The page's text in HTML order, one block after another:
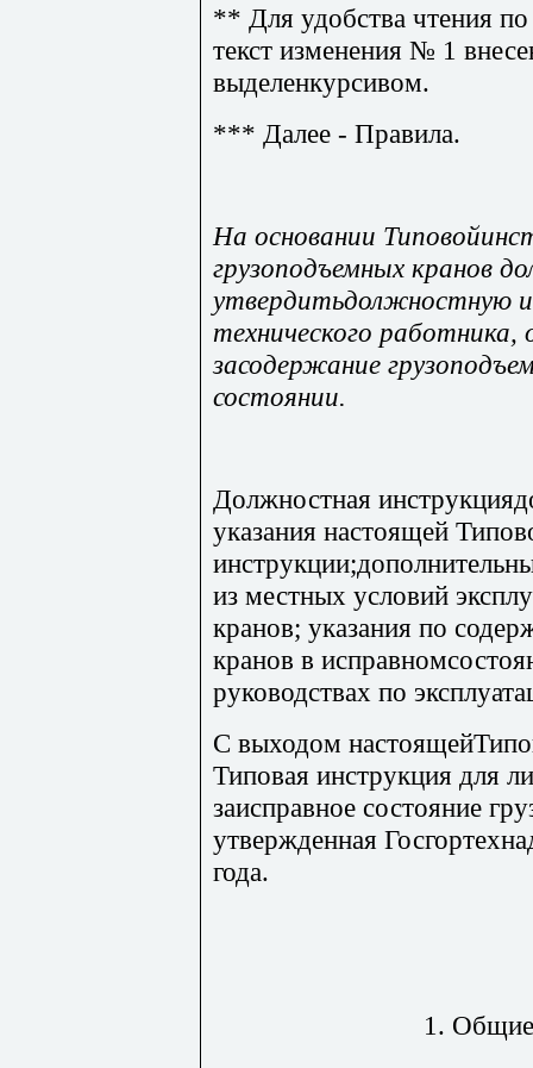
** Для удобства чтения по
текст изменения № 1
выделенкурсивом.
*** Далее - Правила.
На основании
грузоподъемных кранов
утвердитьдолжностную
технического работника,
засодержание
состоянии.
Должностная
указания настоящей
из местных условий
кранов; указания по
кранов в
руководствах по
С выходом
Типовая инструкция для
заисправное состояние
утвержденная
года.
1.